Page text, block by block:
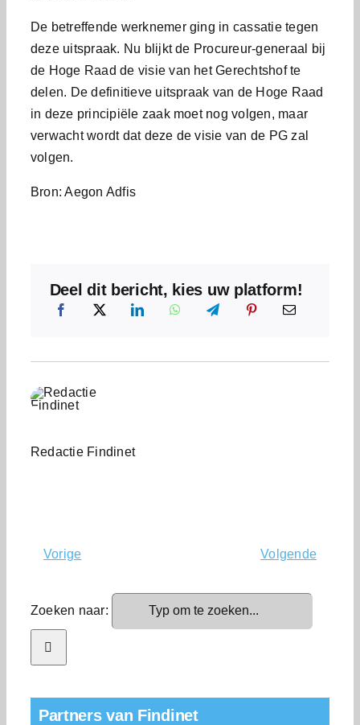
De betreffende werknemer ging in cassatie tegen
deze uitspraak. Nu blijkt de Procureur-generaal bij
de Hoge Raad de visie van het Gerechtshof te
delen. De definitieve uitspraak van de Hoge Raad
in deze principiële zaak moet nog volgen, maar
verwacht wordt dat deze de visie van de PG zal
volgen.
Bron: Aegon Adfis
Deel dit bericht, kies uw platform!
Redactie Findinet
Vorige Volgende
Zoeken naar:
Partners van Findinet